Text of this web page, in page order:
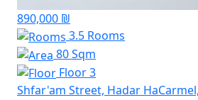
890,000 ₪
3.5 Rooms
80 Sqm
Floor 3
Shfar'am Street, Hadar